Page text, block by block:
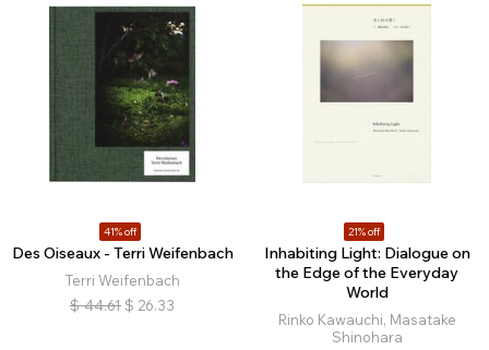
41% off
Des Oiseaux - Terri Weifenbach
Terri Weifenbach
$ 44.61 $ 26.33
21% off
Inhabiting Light: Dialogue on
the Edge of the Everyday
World
Rinko Kawauchi, Masatake
Shinohara